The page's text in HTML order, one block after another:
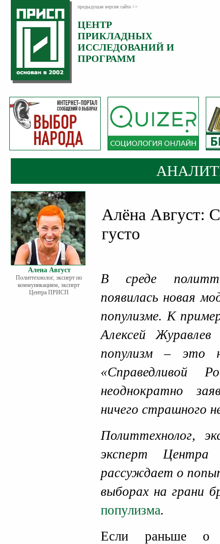
предыдущая версия сайта >>
ЦЕНТР
ПРИКЛАДНЫХ
ИССЛЕДОВАНИЙ И
ПРОГРАММ
Алена Август
Политтехнолог, эксперт по
коммуникациям, эксперт
Центра ПРИСП
Алёна Август:
густо
В среде
появилась новая
популизме. К
Алексей
популизм – это
«Справедливой
неоднократно
ничего страшного
Политтехнолог,
эксперт
рассуждает о
выборах на грани
популизма.
Если раньше о
Категория:
Аналитика